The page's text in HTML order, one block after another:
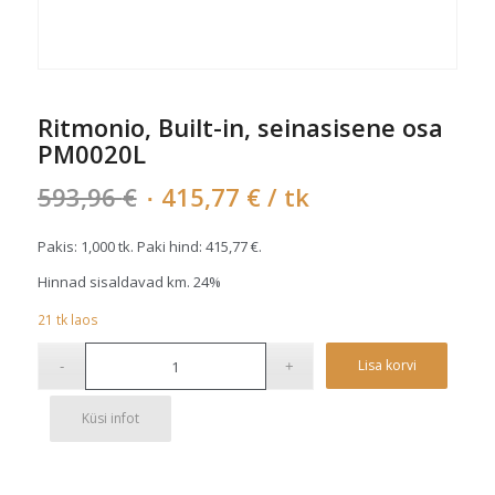
Ritmonio, Built-in, seinasisene osa
PM0020L
593,96€ Algne
oli:
593,96 €.
415,77 €Current
is:
/ tk
Pakis: 1,000 tk. Paki hind: 415,77€.
Hinnad sisaldavad km. 24%
21 tklaos
Lisa korvi
Küsi infot